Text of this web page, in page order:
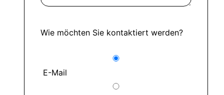
Wie möchten Sie kontaktiert werden?
E-Mail